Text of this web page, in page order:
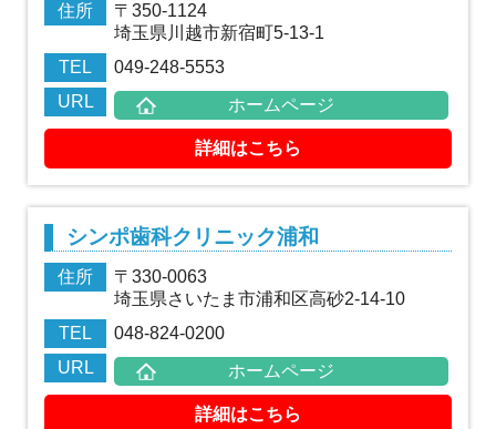
住所
〒350-1124
埼玉県川越市新宿町5-13-1
TEL
049-248-5553
URL
ホームページ
詳細はこちら
シンポ歯科クリニック浦和
住所
〒330-0063
埼玉県さいたま市浦和区高砂2-14-10
TEL
048-824-0200
URL
ホームページ
詳細はこちら